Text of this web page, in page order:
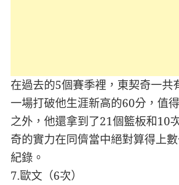
在過去的5個賽季裡，東契奇一
一場打破他生涯新高的60分，值
之外，他還拿到了21個籃板和10
奇的實力在同儕當中絕對算得上
紀錄。
7.歐文（6次）